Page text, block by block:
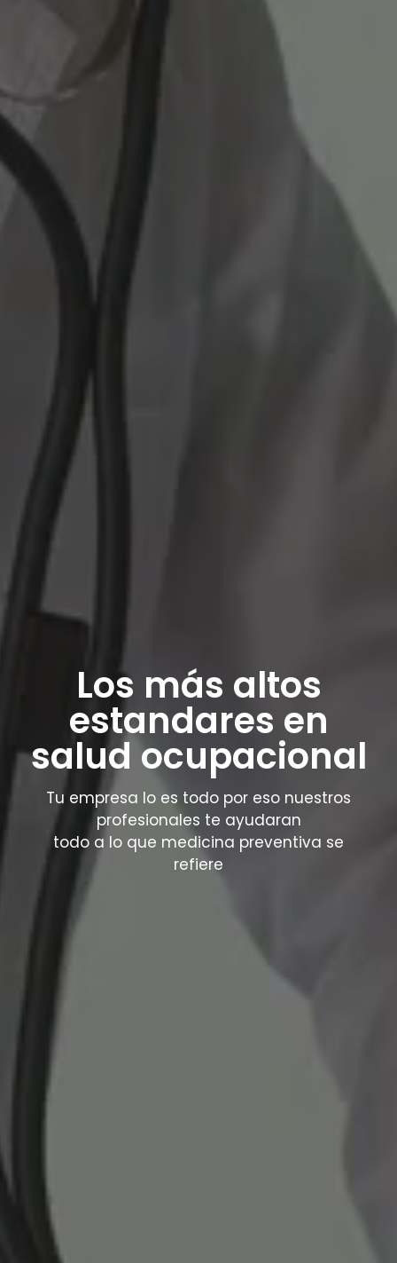
Los más altos
estandares en
salud ocupacional
Tu empresa lo es todo por eso nuestros
profesionales te ayudaran
todo a lo que medicina preventiva se
refiere